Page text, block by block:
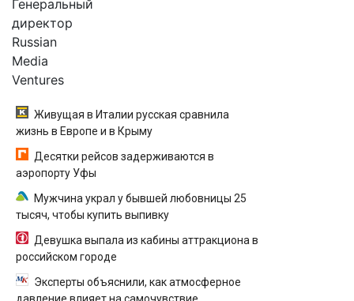
Генеральный
директор
Russian
Media
Ventures
Живущая в Италии русская сравнила
жизнь в Европе и в Крыму
Десятки рейсов задерживаются в
аэропорту Уфы
Мужчина украл у бывшей любовницы 25
тысяч, чтобы купить выпивку
Девушка выпала из кабины аттракциона в
российском городе
Эксперты объяснили, как атмосферное